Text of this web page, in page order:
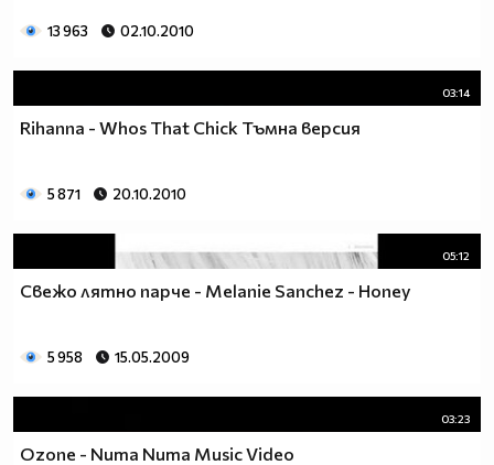
13 963 02.10.2010
03:14
Rihanna - Whos That Chick Тъмна версия
5 871 20.10.2010
05:12
Свежо лятно парче - Melanie Sanchez - Honey
5 958 15.05.2009
03:23
Ozone - Numa Numa Music Video